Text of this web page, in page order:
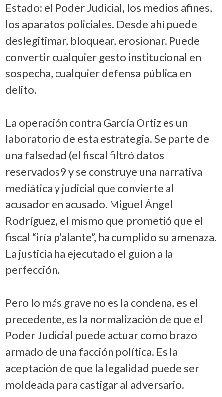
Estado: el Poder Judicial, los medios afines,
los aparatos policiales. Desde ahí puede
deslegitimar, bloquear, erosionar. Puede
convertir cualquier gesto institucional en
sospecha, cualquier defensa pública en
delito.
La operación contra García Ortiz es un
laboratorio de esta estrategia. Se parte de
una falsedad (el fiscal filtró datos
reservados9 y se construye una narrativa
mediática y judicial que convierte al
acusador en acusado. Miguel Ángel
Rodríguez, el mismo que prometió que el
fiscal “iría p’alante”, ha cumplido su amenaza.
La justicia ha ejecutado el guion a la
perfección.
Pero lo más grave no es la condena, es el
precedente, es la normalización de que el
Poder Judicial puede actuar como brazo
armado de una facción política. Es la
aceptación de que la legalidad puede ser
moldeada para castigar al adversario.